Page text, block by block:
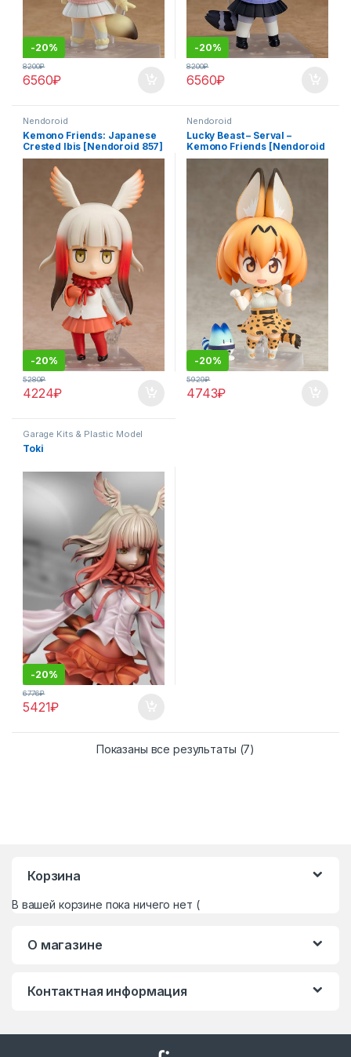
-20%
6560₽
8200₽
-20%
6560₽
8200₽
Nendoroid
Kemono Friends: Japanese
Crested Ibis [Nendoroid 857]
-20%
4224₽
5280₽
Nendoroid
Lucky Beast – Serval –
Kemono Friends [Nendoroid
752]
-20%
4743₽
5929₽
Garage Kits & Plastic Model
Toki
-20%
5421₽
6776₽
Показаны все результаты (7)
Корзина
В вашей корзине пока ничего нет (
О магазине
Контактная информация